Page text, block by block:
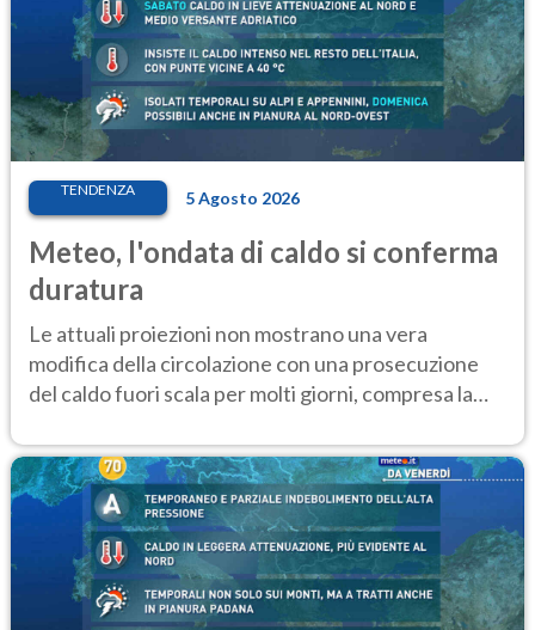
TENDENZA 5 Agosto 2026
Meteo, l'ondata di caldo si conferma
duratura
Le attuali proiezioni non mostrano una vera
modifica della circolazione con una prosecuzione
del caldo fuori scala per molti giorni, compresa la